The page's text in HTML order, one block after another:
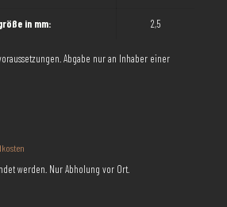
in mm: 2,5
Abgabe nur an Inhaber einer
werden. Nur Abholung vor Ort.